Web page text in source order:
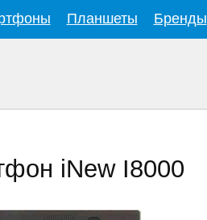
Планшеты Бренды
iNew I8000